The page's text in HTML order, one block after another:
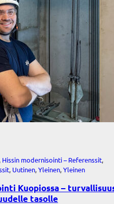
, Hissin modernisointi – Referenssit
, Uutinen, Yleinen, Yleinen
Kuopiossa –
tasolle